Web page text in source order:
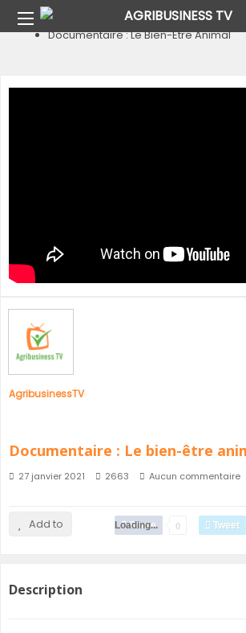
Bien-Être Animal
Documentaire : Le Bien-Être Animal
AgribusinessTV
Documentaire : Le bien-être
27 janvier 2021 2663 Aucun commentaire
Add to Share 0 Tweet
Loading...
Description